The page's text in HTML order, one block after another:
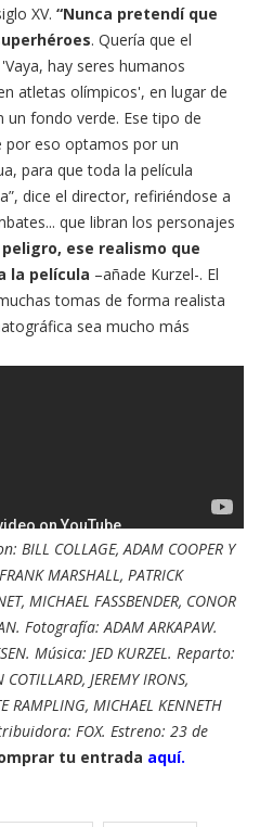
XV. “Nunca pretendí que
. Quería que el
hay seres humanos
atletas olímpicos', en lugar de
fondo verde. Ese tipo de
por eso optamos por un
para que toda la película
dice el director, refiriéndose a
que libran los personajes
ese realismo que
la película –añade Kurzel-. El
tomas de forma realista
sea mucho más
BILL COLLAGE, ADAM COOPER Y
MARSHALL, PATRICK
MICHAEL FASSBENDER, CONOR
Fotografía: ADAM ARKAPAW.
Música: JED KURZEL. Reparto:
JEREMY IRONS,
RAMPLING, MICHAEL KENNETH
FOX. Estreno: 23 de
tu entrada aquí.